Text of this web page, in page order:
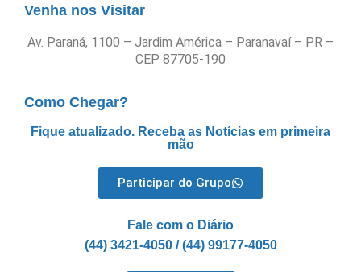
Venha nos Visitar
Av. Paraná, 1100 – Jardim América – Paranavaí – PR –
CEP 87705-190
Como Chegar?
Fique atualizado. Receba as Notícias em primeira
mão
Participar do Grupo
Fale com o Diário
(44) 3421-4050 / (44) 99177-4050